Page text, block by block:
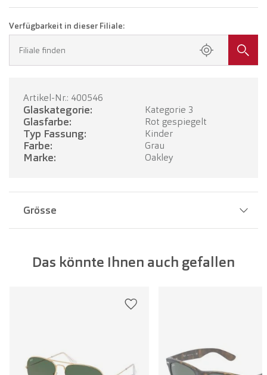
Brille mit Einstärkengläsern
Verfügbarkeit in dieser Filiale:
Filiale finden
Artikel-Nr.: 400546
Glaskategorie: Kategorie 3
Glasfarbe: Rot gespiegelt
Typ Fassung: Kinder
Farbe: Grau
Marke: Oakley
Grösse
Glasbreite: 53 mm
Das könnte Ihnen auch gefallen